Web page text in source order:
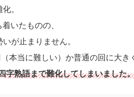
。
いたものの、
が止まりません。
本当に難しい）か普通の回に大き
字熟語まで難化してしまいました